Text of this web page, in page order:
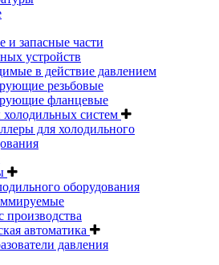
и запасные части
устройств
в действие давлением
резьбовые
фланцевые
систем
для холодильного
оборудования
производства
автоматика
давления